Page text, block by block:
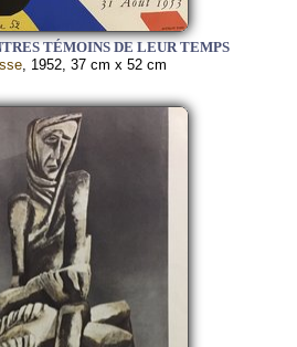
TÉMOINS DE LEUR TEMPS
, 1952, 37 cm x 52 cm